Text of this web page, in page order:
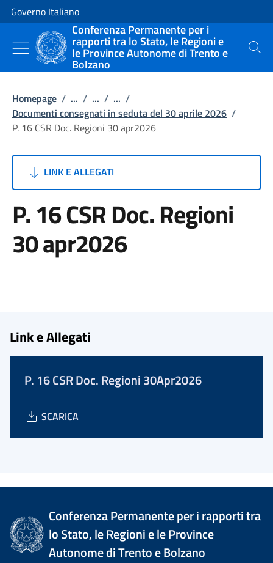
Vai al contenuto
Vai alla navigazione del sito
Governo Italiano
Conferenza Permanente per i
rapporti tra lo Stato, le Regioni e
le Province Autonome di Trento e
Bolzano
Cerca
Homepage / ... / ... / ... /
Documenti consegnati in seduta del 30 aprile 2026 /
P. 16 CSR Doc. Regioni 30 apr2026
LINK E ALLEGATI
P. 16 CSR Doc. Regioni
30 apr2026
Link e Allegati
P. 16 CSR Doc. Regioni 30Apr2026
SCARICA
Conferenza Permanente per i rapporti tra
lo Stato, le Regioni e le Province
Autonome di Trento e Bolzano